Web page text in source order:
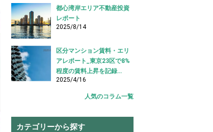
都心湾岸エリア不動産投資
レポート
2025/8/14
区分マンション賃料・エリ
アレポート_東京23区で8%
程度の賃料上昇を記録
（2025.03版）
2025/4/16
人気のコラム一覧
カテゴリーから探す